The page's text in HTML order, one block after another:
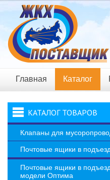
Главная Каталог
Новости
КАТАЛОГ ТОВАРОВ
Клапаны для
Почтовые ящики в подъезд
Почтовые ящики в подъезд
модели Оптима